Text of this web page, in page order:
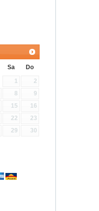
Sa Do
1
2
8
9
15
16
22
23
29
30